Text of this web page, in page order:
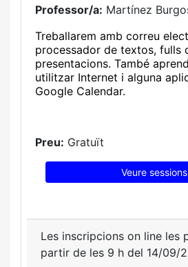
Professor/a: Martínez
Treballarem amb correu
processador de textos, fulls
presentacions. També
utilitzar Internet i alguna
Google Calendar.
Preu: Gratuït
Veure sessions
Les inscripcions on line les
partir de les 9 h del 14/09/